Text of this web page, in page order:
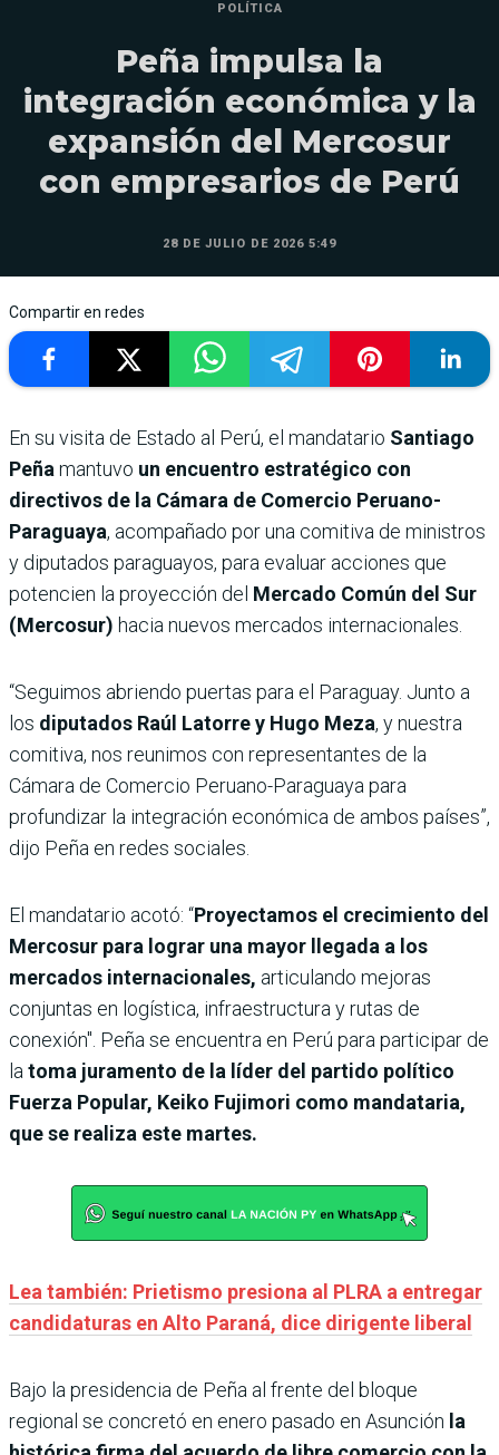
POLÍTICA
Peña impulsa la
integración económica y la
expansión del Mercosur
con empresarios de Perú
28 DE JULIO DE 2026 5:49
Compartir en redes
En su visita de Estado al Perú, el mandatario Santiago
Peñamantuvo un encuentro estratégico con
directivos de la Cámara de Comercio Peruano-
Paraguaya, acompañado por una comitiva de ministros
y diputados paraguayos, para evaluar acciones que
potencien la proyección del Mercado Común del Sur
(Mercosur) hacia nuevos mercados internacionales.
“Seguimos abriendo puertas para el Paraguay. Junto a
los diputados Raúl Latorre y Hugo Meza, y nuestra
comitiva, nos reunimos con representantes de la
Cámara de Comercio Peruano-Paraguaya para
profundizar la integración económica de ambos países”,
dijo Peña en redes sociales.
El mandatario acotó: “Proyectamos el crecimiento del
Mercosur para lograr una mayor llegada a los
mercados internacionales, articulando mejoras
conjuntas en logística, infraestructura y rutas de
conexión". Peña se encuentra en Perú para participar de
latoma juramento de la líder del partido político
Fuerza Popular, Keiko Fujimori como mandataria,
que se realiza este martes.
Lea también: Prietismo presiona al PLRA a entregar
candidaturas en Alto Paraná, dice dirigente liberal
Bajo la presidencia de Peña al frente del bloque
regional se concretó en enero pasado en Asunción la